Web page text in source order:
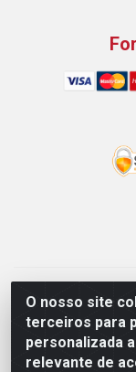
O nosso site
terceiros para
personalizada
relevante de
Padeirão
Rodovia
Muribeca,